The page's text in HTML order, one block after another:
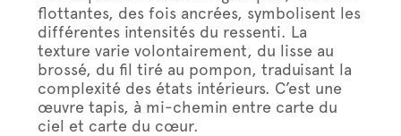
flottantes, des fois ancrées, symbolisent les
différentes intensités du ressenti. La
texture varie volontairement, du lisse au
brossé, du fil tiré au pompon, traduisant la
complexité des états intérieurs. C’est une
œuvre tapis, à mi-chemin entre carte du
ciel et carte du cœur.